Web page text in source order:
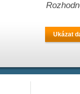
Ukázat